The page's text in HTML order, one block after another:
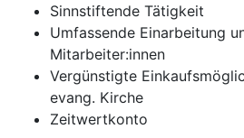
Sinnstiftende Tätigkeit
Umfassende Einarbeitung
Mitarbeiter:innen
Vergünstigte
evang. Kirche
Zeitwertkonto